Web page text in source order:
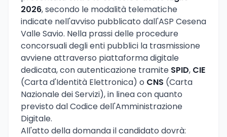
2026, secondo le modalità telematiche
indicate nell'avviso pubblicato dall'ASP Cesena
Valle Savio. Nella prassi delle procedure
concorsuali degli enti pubblici la trasmissione
avviene attraverso piattaforma digitale
dedicata, con autenticazione tramite SPID, CIE
(Carta d'Identità Elettronica) o CNS (Carta
Nazionale dei Servizi), in linea con quanto
previsto dal Codice dell'Amministrazione
Digitale.
All'atto della domanda il candidato dovrà: